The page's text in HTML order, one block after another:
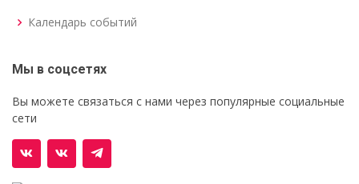
Календарь событий
Мы в соцсетях
Вы можете связаться с нами через популярные социальные
сети